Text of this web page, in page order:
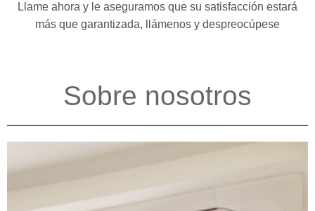
Llame ahora y le aseguramos que su satisfacción estará
más que garantizada, llámenos y despreocúpese
Sobre nosotros